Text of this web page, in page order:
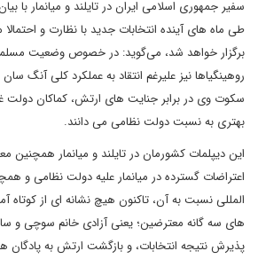
سفیر جمهوری اسلامی ایران در تایلند و میانمار با
طی ماه های آینده انتخابات جدید با نظارت و
برگزار خواهد شد، می‌گوید: در خصوص وضعیت
روهینگیاها نیز علیرغم انتقاد به عملکرد کلی آنگ
سکوت وی در برابر جنایت های ارتش، کماکان دولت
بهتری به نسبت دولت نظامی می دانند.
این دیپلمات کشورمان در تایلند و میانمار همچنین
اعتراضات گسترده در میانمار علیه دولت نظامی و
المللی نسبت به آن، تاکنون هیچ نشانه ای از
های سه گانه معترضین؛ یعنی آزادی خانم سوچی و
پذیرش نتیجه انتخابات، و بازگشت ارتش به پادگان